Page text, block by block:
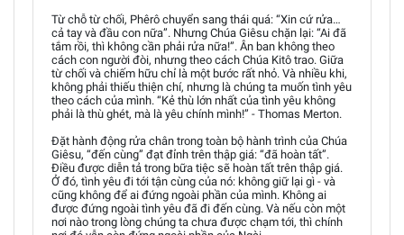
Từ chỗ từ chối, Phêrô chuyển sang thái quá: “Xin cứ rửa…
cả tay và đầu con nữa”. Nhưng Chúa Giêsu chặn lại: “Ai đã
tắm rồi, thì không cần phải rửa nữa!”. Ân ban không theo
cách con người đòi, nhưng theo cách Chúa Kitô trao. Giữa
từ chối và chiếm hữu chỉ là một bước rất nhỏ. Và nhiều khi,
không phải thiếu thiện chí, nhưng là chúng ta muốn tình yêu
theo cách của mình. “Kẻ thù lớn nhất của tình yêu không
phải là thù ghét, mà là yêu chính mình!” - Thomas Merton.
Đặt hành động rửa chân trong toàn bộ hành trình của Chúa
Giêsu, “đến cùng” đạt đỉnh trên thập giá: “đã hoàn tất”.
Điều được diễn tả trong bữa tiệc sẽ hoàn tất trên thập giá.
Ở đó, tình yêu đi tới tận cùng của nó: không giữ lại gì - và
cũng không để ai đứng ngoài phần của mình. Không ai
được đứng ngoài tình yêu đã đi đến cùng. Và nếu còn một
nơi nào trong lòng chúng ta chưa được chạm tới, thì chính